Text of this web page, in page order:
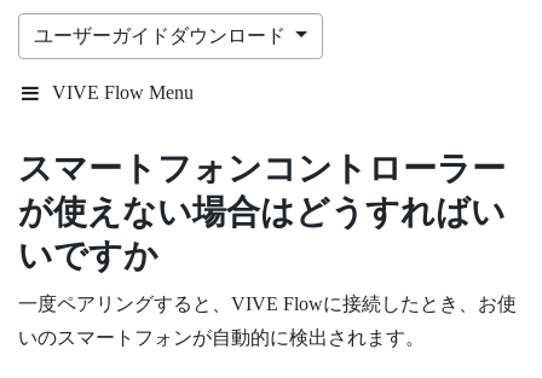
ユーザーガイドダウンロード
VIVE Flow Menu
スマートフォンコントローラー
が使えない場合はどうすればい
いですか
一度ペアリングすると、 VIVE Flowに接続したとき、お使
いのスマートフォンが自動的に検出されます。